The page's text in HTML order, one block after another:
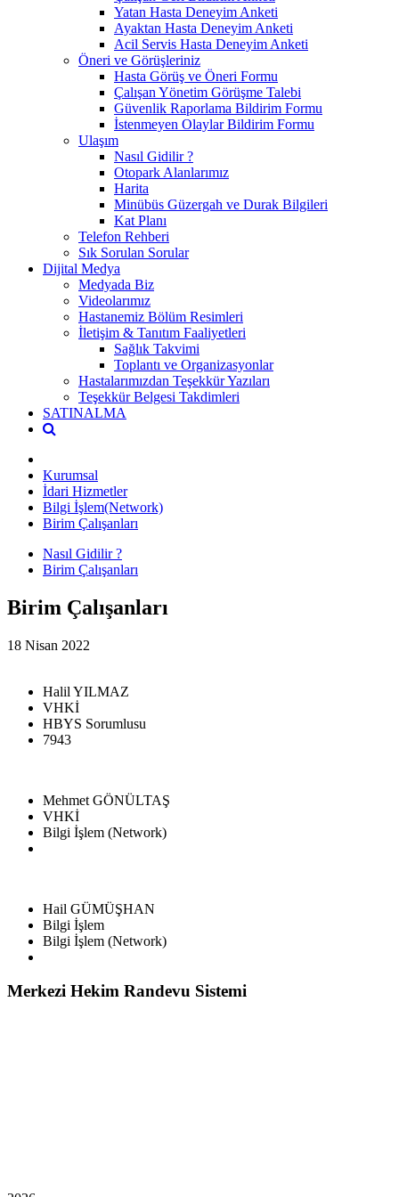
Yatan Hasta Deneyim Anketi
Ayaktan Hasta Deneyim Anketi
Acil Servis Hasta Deneyim Anketi
Öneri ve Görüşleriniz
Hasta Görüş ve Öneri Formu
Çalışan Yönetim Görüşme Talebi
Güvenlik Raporlama Bildirim Formu
İstenmeyen Olaylar Bildirim Formu
Ulaşım
Nasıl Gidilir ?
Otopark Alanlarımız
Harita
Minübüs Güzergah ve Durak Bilgileri
Kat Planı
Telefon Rehberi
Sık Sorulan Sorular
Dijital Medya
Medyada Biz
Videolarımız
Hastanemiz Bölüm Resimleri
İletişim & Tanıtım Faaliyetleri
Sağlık Takvimi
Toplantı ve Organizasyonlar
Hastalarımızdan Teşekkür Yazıları
Teşekkür Belgesi Takdimleri
SATINALMA
Kurumsal
İdari Hizmetler
Bilgi İşlem(Network)
Birim Çalışanları
Nasıl Gidilir ?
Birim Çalışanları
Birim Çalışanları
18 Nisan 2022
Halil YILMAZ
VHKİ
HBYS Sorumlusu
7943
Mehmet GÖNÜLTAŞ
VHKİ
Bilgi İşlem (Network)
Hail GÜMÜŞHAN
Bilgi İşlem
Bilgi İşlem (Network)
Merkezi Hekim Randevu Sistemi